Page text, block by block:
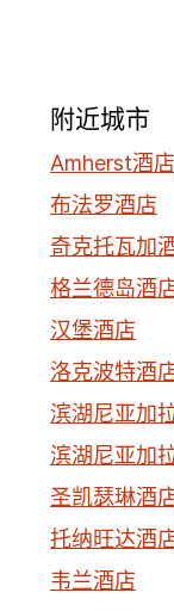
附近城市
Amherst酒店
布法罗酒店
奇克托瓦加
格兰德岛酒
汉堡酒店
洛克波特酒
滨湖尼亚加
滨湖尼亚加
圣凯瑟琳酒
托纳旺达酒
韦兰酒店